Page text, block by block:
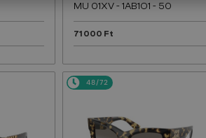
MU 01XV - 1AB1O1 - 50
71 000 Ft
48/72